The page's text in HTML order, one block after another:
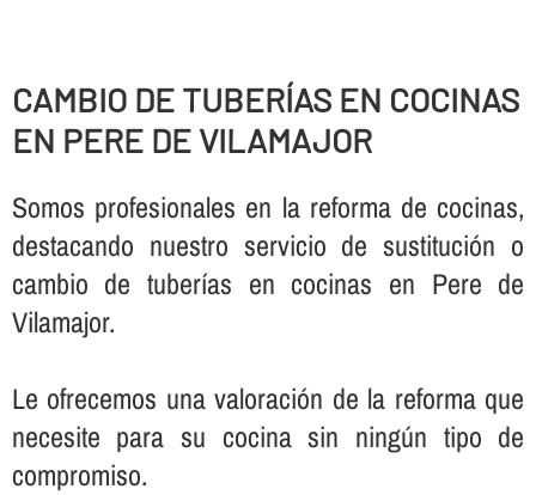
CAMBIO DE TUBERÍ­AS EN COCINAS
EN PERE DE VILAMAJOR
Somos profesionales en la reforma de cocinas,
destacando nuestro servicio de sustitución o
cambio de tuberí­as en cocinas en Pere de
Vilamajor.
Le ofrecemos una valoración de la reforma que
necesite para su cocina sin ningún tipo de
compromiso.